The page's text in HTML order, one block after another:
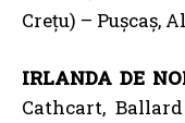
Crețu) – Pușcaș,
IRLANDA DE
Cathcart,